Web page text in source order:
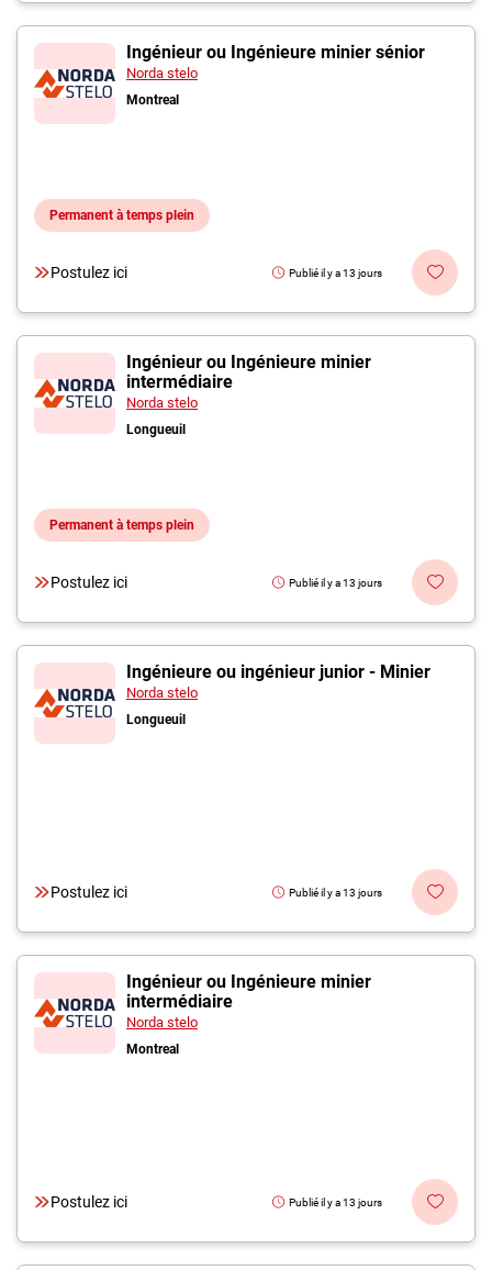
Ingénieur ou Ingénieure minier sénior
Norda stelo
Montreal
Permanent à temps plein
Postulez ici Publié il y a 13 jours
Ingénieur ou Ingénieure minier
intermédiaire
Norda stelo
Longueuil
Permanent à temps plein
Postulez ici Publié il y a 13 jours
Ingénieure ou ingénieur junior - Minier
Norda stelo
Longueuil
Postulez ici Publié il y a 13 jours
Ingénieur ou Ingénieure minier
intermédiaire
Norda stelo
Montreal
Postulez ici Publié il y a 13 jours